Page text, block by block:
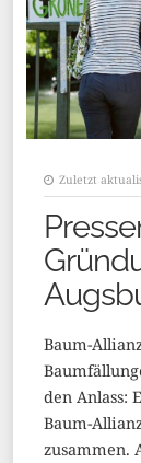
Zuletzt
Baum-
den Anlass:
Baum-
zusammen.